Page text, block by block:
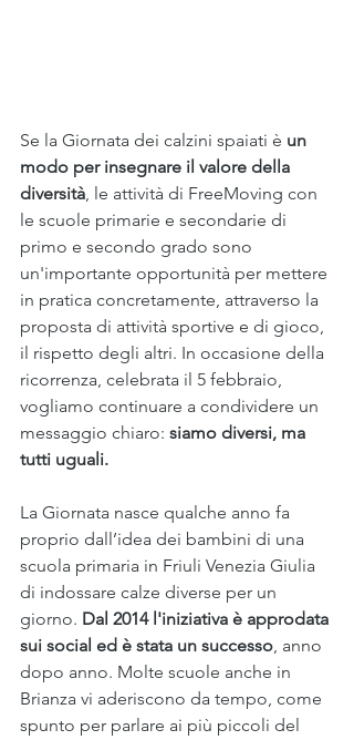
Se la Giornata dei calzini spaiati è un
modo per insegnare il valore della
diversità, le attività di FreeMoving con
le scuole primarie e secondarie di
primo e secondo grado sono
un'importante opportunità per mettere
in pratica concretamente, attraverso la
proposta di attività sportive e di gioco,
il rispetto degli altri. In occasione della
ricorrenza, celebrata il 5 febbraio,
vogliamo continuare a condividere un
messaggio chiaro: siamo diversi, ma
tutti uguali.
La Giornata nasce qualche anno fa
proprio dall’idea dei bambini di una
scuola primaria in Friuli Venezia Giulia
di indossare calze diverse per un
giorno. Dal 2014 l'iniziativa è approdata
sui social ed è stata un successo, anno
dopo anno. Molte scuole anche in
Brianza vi aderiscono da tempo, come
spunto per parlare ai più piccoli del